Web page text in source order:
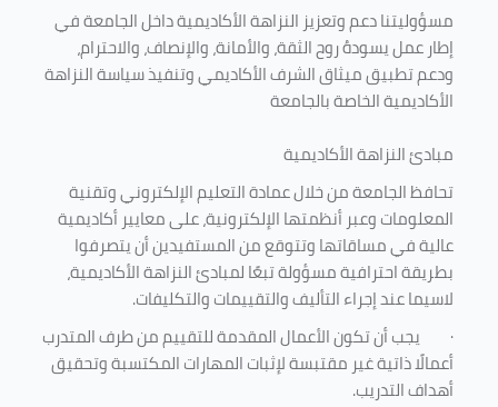
مسؤوليتنا دعم وتعزيز النزاهة الأكاديمية داخل الجامعة في
إطار عمل يسودهُ روح الثقة، والأمانة، والإنصاف، والاحترام،
ودعم تطبيق ميثاق الشرف الأكاديمي وتنفيذ سياسة النزاهة
الأكاديمية الخاصة بالجامعة
مبادئ النزاهة الأكاديمية
تحافظ الجامعة من خلال عمادة التعليم الإلكتروني وتقنية
المعلومات وعبر أنظمتها الإلكترونية، على معايير أكاديمية
عالية في مساقاتها وتتوقع من المستفيدين أن يتصرفوا
بطريقة احترافية مسؤولة تبعًا لمبادئ النزاهة الأكاديمية،
لاسيما عند إجراء التأليف والتقييمات والتكليفات.
· يجب أن تكون الأعمال المقدمة للتقييم من طرف المتدرب
أعمالًا ذاتية غير مقتبسة لإثبات المهارات المكتسبة وتحقيق
أهداف التدريب.